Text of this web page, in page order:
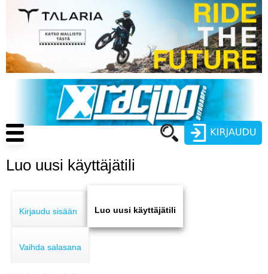
pääsisältöön
Käyttäjätunnus
Main
navigation
ENDURO
MOTOCROSS
Luo uusi käyttäjätili
tabs
Kirjaudu sisään Luo uusi käyttäjätili
Vaihda salasana